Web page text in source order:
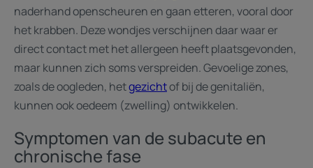
naderhand openscheuren en gaan etteren, vooral door
het krabben. Deze wondjes verschijnen daar waar er
direct contact met het allergeen heeft plaatsgevonden,
maar kunnen zich soms verspreiden. Gevoelige zones,
zoals de oogleden, hetgezichtof bij de genitaliën,
kunnen ook oedeem (zwelling) ontwikkelen.
Symptomen van de subacute en
chronische fase